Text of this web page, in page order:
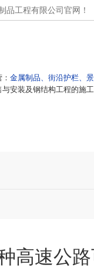
品工程有限公司官网！
金属制品、街沿护栏、
安装及钢结构工程的施工
高速公